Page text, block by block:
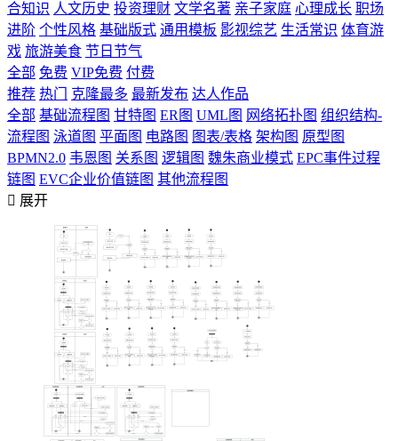
合知识 人文历史 投资理财 文学名著 亲子家庭 心理成长 职场
进阶 个性风格 基础版式 通用模板 影视综艺 生活常识 体育游
戏 旅游美食 节日节气
全部 免费 VIP免费 付费
推荐 热门 克隆最多 最新发布 达人作品
全部 基础流程图 甘特图 ER图 UML图 网络拓扑图 组织结构-
流程图 泳道图 平面图 电路图 图表/表格 架构图 原型图
BPMN2.0 韦恩图 关系图 逻辑图 魏朱商业模式 EPC事件过程
链图 EVC企业价值链图 其他流程图
 展开